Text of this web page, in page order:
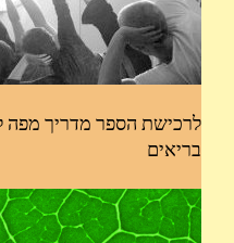
לרכישת הספר מדריך מפה
בריאים